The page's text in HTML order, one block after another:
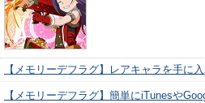
【メモリーデフラグ】レアキャラを手に
【メモリーデフラグ】簡単にiTunesや